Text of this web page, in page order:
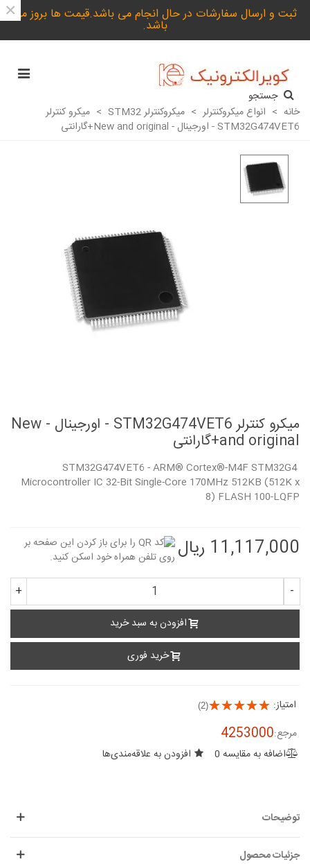
ثبت و ارسال سفارشات در حال انجام می باشد.قیمت ها بروز می
باشد.
×
جستجو
خانه > انواع میکروکنترلر > میکروکنترلر STM32 > میکرو کنترلر
STM32G474VET6 - اورجینال - New and original+گارانتی
میکرو کنترلر STM32G474VET6 - اورجینال - New
and original+گارانتی
STM32G474VET6 - ARM® Cortex®-M4F STM32G4
Microcontroller IC 32-Bit Single-Core 170MHz 512KB (512K x
8) FLASH 100-LQFP
11,117,000 ریال
-
+
افزودن به سبد خرید
خرید فوری
امتیاز: (2)
مرجع:4253000
اضافه به مقایسه 0 افزودن به علاقه‌مندی‌ها
توضیحات
جزئیات محصول